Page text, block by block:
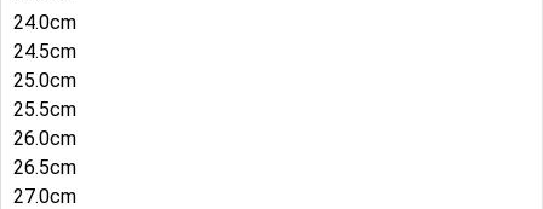
24.0cm
24.5cm
25.0cm
25.5cm
26.0cm
26.5cm
27.0cm